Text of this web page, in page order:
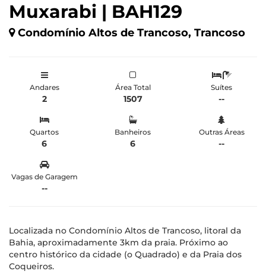
Muxarabi | BAH129
Condomínio Altos de Trancoso, Trancoso
Andares
2
Área Total
1507
Suítes
--
Quartos
6
Banheiros
6
Outras Áreas
--
Vagas de Garagem
--
Localizada no Condomínio Altos de Trancoso, litoral da
Bahia, aproximadamente 3km da praia. Próximo ao
centro histórico da cidade (o Quadrado) e da Praia dos
Coqueiros.